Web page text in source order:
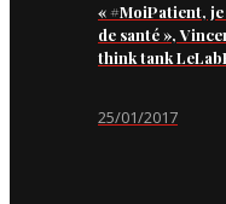
« #MoiPatient,
de santé »,
think tank
25/01/2017